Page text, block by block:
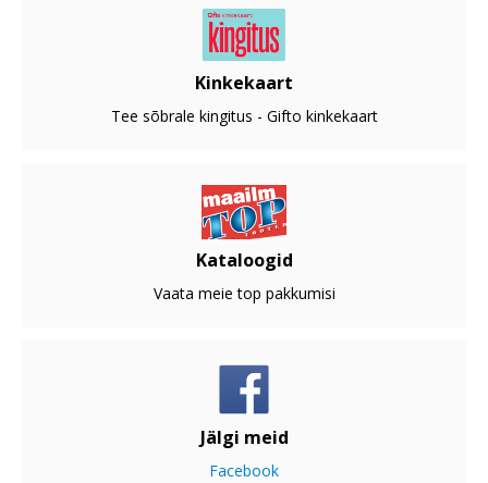
Kinkekaart
Tee sõbrale kingitus - Gifto kinkekaart
Kataloogid
Vaata meie top pakkumisi
Jälgi meid
Facebook